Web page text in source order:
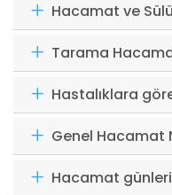
Hacamat ve
Tarama
Hastalıklara
Genel Hacamat
Hacamat günleri